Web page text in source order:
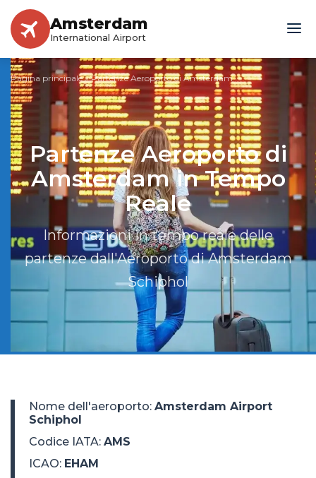
Amsterdam
International Airport
Pagina principale»Partenze Aeroporto di Amsterdam
Partenze Aeroporto di
Amsterdam in Tempo
Reale
Informazioni in tempo reale delle
partenze dall'Aeroporto di Amsterdam
Schiphol
Nome dell'aeroporto: Amsterdam Airport
Schiphol
Codice IATA: AMS
ICAO: EHAM